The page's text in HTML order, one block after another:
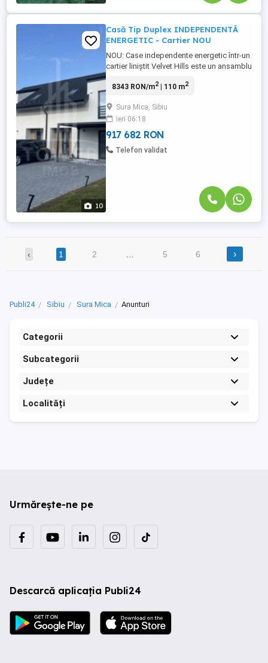
10
Casă Tip Duplex INDEPENDENTĂ
ENERGETIC - Cartier NOU
NOU: Case independente energetic într-un
cartier liniștit Velvet Hills este un ansamblu
arhitectural unitar, formată din 68 de case
Industrială de Vest a Sibiului și 2 km de
Ocna, în Șura Mică, cartierul este suficient
de ...
8343 RON/m2| 110 m2
Sura Mica, Sibiu
ieri 06:18
917 682 RON
Telefon validat
‹ 1 2 5 6 ›
Publi24 Sibiu Sura Mica Anunturi
Categorii
Subcategorii
Județe
Localități
Urmărește-ne pe
Descarcă aplicația Publi24